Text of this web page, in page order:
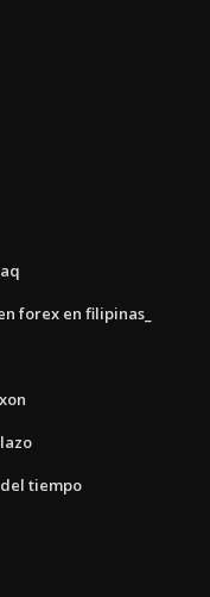
forex en filipinas_
tiempo